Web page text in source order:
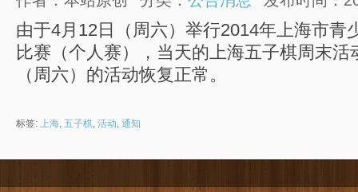
由于4月12日（周六）举行2014年上海市青
比赛（个人赛），当天的上海五子棋周末活
（周六）的活动恢复正常。
标签: 上海, 五子棋, 活动, 通知